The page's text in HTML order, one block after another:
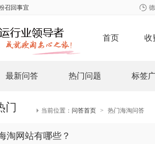
安排
首页 收
最新问答 热门问题 标签
门 当前位置： 问答首页 > 热门海淘问答
淘网站有哪些？